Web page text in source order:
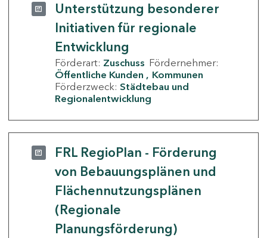
Unterstützung besonderer
Initiativen für regionale
Entwicklung
Förderart: Zuschuss Fördernehmer:
Öffentliche Kunden
Kommunen
Förderzweck: Städtebau und
Regionalentwicklung
FRL RegioPlan - Förderung
von Bebauungsplänen und
Flächennutzungsplänen
(Regionale
Planungsförderung)